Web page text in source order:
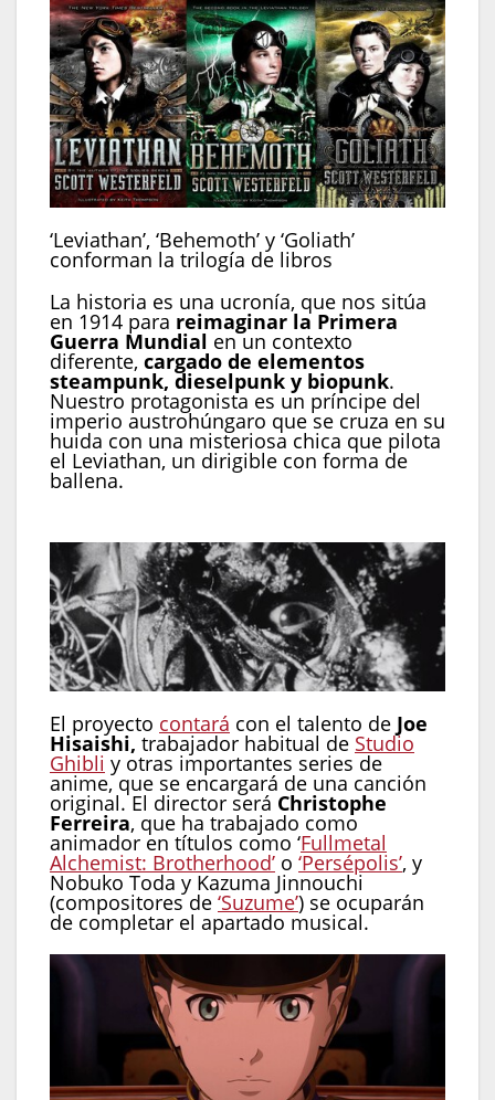
‘Leviathan’, ‘Behemoth’ y ‘Goliath’
conforman la trilogía de libros
La historia es una ucronía, que nos sitúa
en 1914 para reimaginar la Primera
Guerra Mundial en un contexto
diferente, cargado de elementos
steampunk, dieselpunk y biopunk.
Nuestro protagonista es un príncipe del
imperio austrohúngaro que se cruza en su
huida con una misteriosa chica que pilota
el Leviathan, un dirigible con forma de
ballena.
El proyecto contará con el talento de Joe
Hisaishi, trabajador habitual de Studio
Ghibli y otras importantes series de
anime, que se encargará de una canción
original. El director será Christophe
Ferreira, que ha trabajado como
animador en títulos como ‘Fullmetal
Alchemist: Brotherhood’ o ‘Persépolis’, y
Nobuko Toda y Kazuma Jinnouchi
(compositores de ‘Suzume’) se ocuparán
de completar el apartado musical.